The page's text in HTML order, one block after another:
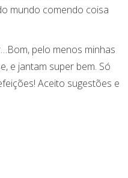
mundo comendo coisa
pelo menos minhas
e jantam super bem. Só
Aceito sugestões e